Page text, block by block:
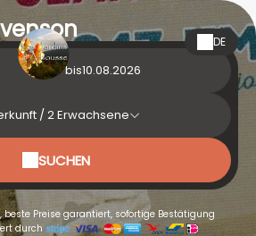
DE
bis
/2Erwachsene
SUCHEN
beste Preise garantiert, sofortige Bestätigung
durch